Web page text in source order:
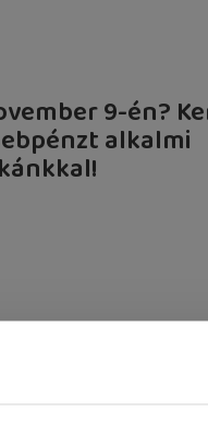
9-én?
alkalmi